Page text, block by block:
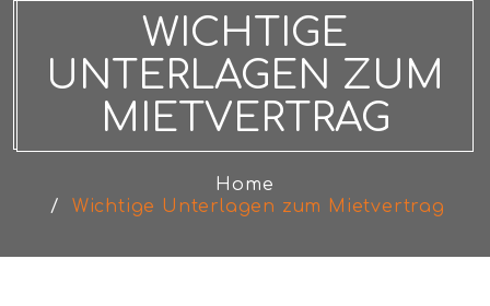
WICHTIGE
UNTERLAGEN ZUM
MIETVERTRAG
Home
Wichtige Unterlagen zum Mietvertrag